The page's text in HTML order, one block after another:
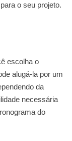
o seu projeto.
escolha o
alugá-la por um
da
necessária
do